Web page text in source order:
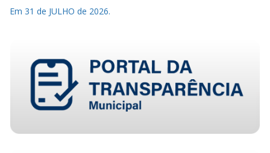
Em 31 de JULHO de 2026.